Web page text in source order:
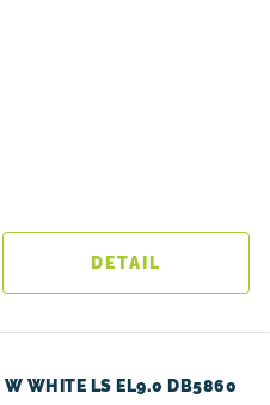
WHITE LS EL9.0 DB5860